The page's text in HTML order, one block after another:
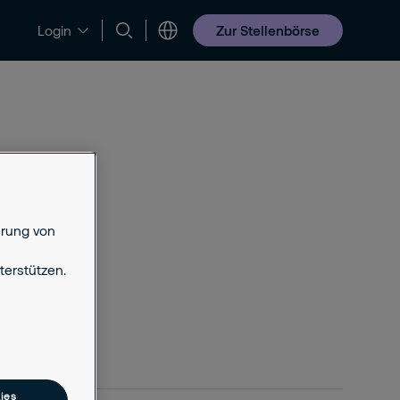
Login Zur Stellenbörse
Jobs & Karriere
von